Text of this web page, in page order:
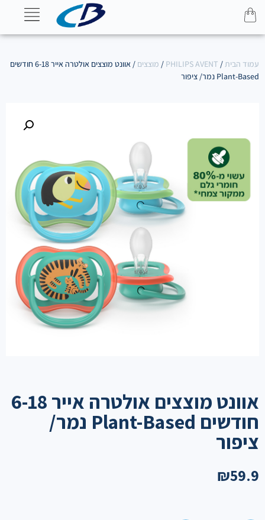
עמוד הבית/
PHILIPS AVENT
/ מוצצים
/ אוונט מוצצים אולטרה אייר 6-18 חודשים
Plant-Based נמר/ ציפור
אוונט מוצצים אולטרה אייר 6-18
חודשים Plant-Based נמר/
ציפור
₪59.9